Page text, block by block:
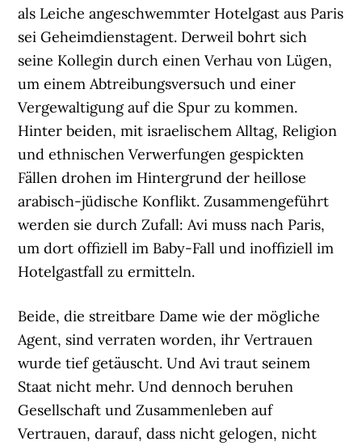
als Leiche angeschwemmter Hotelgast aus Paris
sei Geheimdienstagent. Derweil bohrt sich
seine Kollegin durch einen Verhau von Lügen,
um einem Abtreibungsversuch und einer
Vergewaltigung auf die Spur zu kommen.
Hinter beiden, mit israelischem Alltag, Religion
und ethnischen Verwerfungen gespickten
Fällen drohen im Hintergrund der heillose
arabisch-jüdische Konflikt. Zusammengeführt
werden sie durch Zufall: Avi muss nach Paris,
um dort offiziell im Baby-Fall und inoffiziell im
Hotelgastfall zu ermitteln.
Beide, die streitbare Dame wie der mögliche
Agent, sind verraten worden, ihr Vertrauen
wurde tief getäuscht. Und Avi traut seinem
Staat nicht mehr. Und dennoch beruhen
Gesellschaft und Zusammenleben auf
Vertrauen, darauf, dass nicht gelogen, nicht